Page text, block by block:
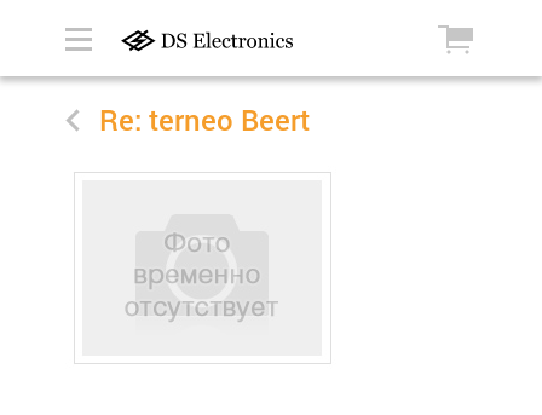
Re: terneo Beert